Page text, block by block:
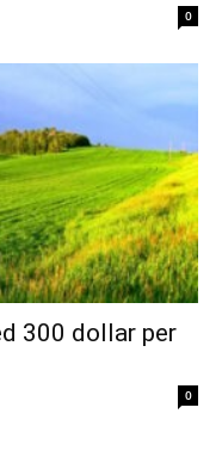
0
300 dollar per
0